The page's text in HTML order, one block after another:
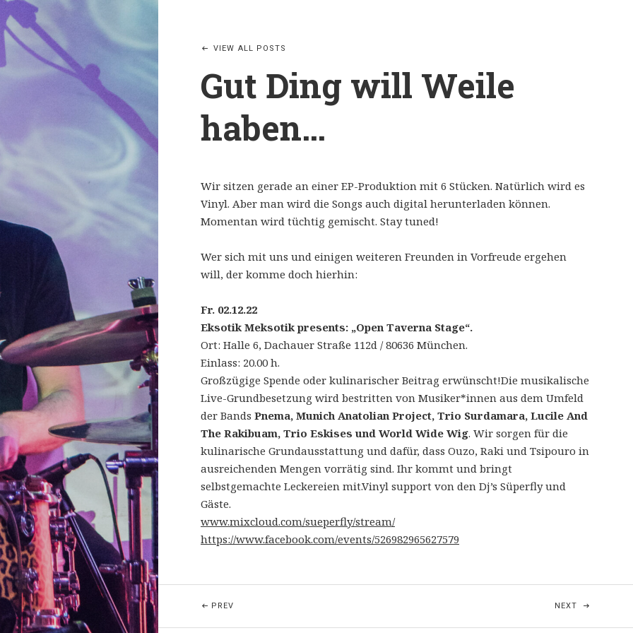
Gut Ding will Weile
haben…
VIEW ALL POSTS
Wir sitzen gerade an einer EP-Produktion mit 6 Stücken. Natürlich wird es
Vinyl. Aber man wird die Songs auch digital herunterladen können.
Momentan wird tüchtig gemischt. Stay tuned!
Wer sich mit uns und einigen weiteren Freunden in Vorfreude ergehen
will, der komme doch hierhin:
Fr. 02.12.22
Eksotik Meksotik presents: „Open Taverna Stage“.
Ort: Halle 6, Dachauer Straße 112d / 80636 München.
Einlass: 20.00 h.
Großzügige Spende oder kulinarischer Beitrag erwünscht!Die musikalische
Live-Grundbesetzung wird bestritten von Musiker*innen aus dem Umfeld
der Bands Pnema, Munich Anatolian Project, Trio Surdamara, Lucile And
The Rakibuam, Trio Eskises und World Wide Wig. Wir sorgen für die
kulinarische Grundausstattung und dafür, dass Ouzo, Raki und Tsipouro in
ausreichenden Mengen vorrätig sind. Ihr kommt und bringt
selbstgemachte Leckereien mit.Vinyl support von den Dj’s Süperfly und
Gäste.
www.mixcloud.com/sueperfly/stream/
https://www.facebook.com/events/526982965627579
Beitragsnavigation
PREV NEXT POST: “T”